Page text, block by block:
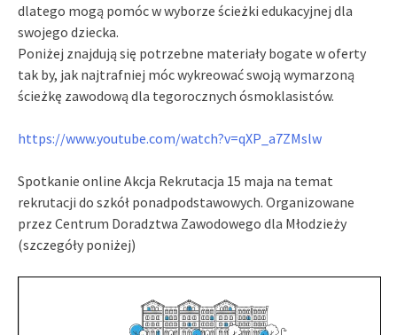
dlatego mogą pomóc w wyborze ścieżki edukacyjnej dla
swojego dziecka.
Poniżej znajdują się potrzebne materiały bogate w oferty
tak by, jak najtrafniej móc wykreować swoją wymarzoną
ścieżkę zawodową dla tegorocznych ósmoklasistów.
https://www.youtube.com/watch?v=qXP_a7ZMslw
Spotkanie online Akcja Rekrutacja 15 maja na temat
rekrutacji do szkół ponadpodstawowych. Organizowane
przez Centrum Doradztwa Zawodowego dla Młodzieży
(szczegóły poniżej)